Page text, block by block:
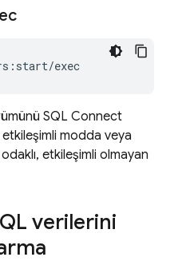
exec
SQL Connect
etkileşimli modda veya
etkileşimli olmayan
verilerini